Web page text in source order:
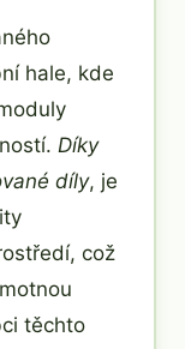
hale, kde
Díky
díly, je
což
těchto